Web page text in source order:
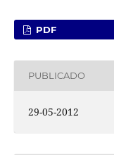
PDF
PUBLICADO
29-05-2012